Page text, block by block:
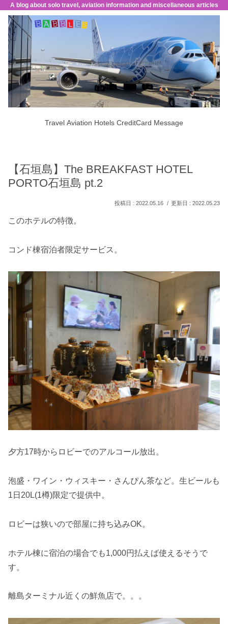
A blog about solo travel, aviation information and miscellaneous articles
Travel Aviation Hotels CreditCard Message
【石垣島】The BREAKFAST HOTEL
PORTO石垣島 pt.2
2022.05.16 2022.05.23
このホテルの特徴。
コンド棟宿泊者限定サービス。
夕方17時からロビーでのアルコール放出。
泡盛・ワイン・ウィスキー・さんぴん茶など。生ビールも
1日20L(1樽)限定で提供中。
ロビーは狭いので部屋に持ち込みOK。
ホテル棟に宿泊の場合でも1,000円払えば使えるそうで
す。
離島ターミナル近くの鮮魚店で。。。